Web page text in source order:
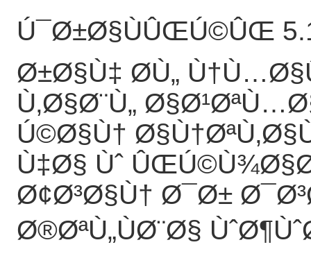
Ú¯Ø±Ø§ÙÛŒÚ©ÛŒ
Ø±Ø§Ù‡ Ø­Ù„
Ù‚Ø§Ø¨Ù„
Ú©Ø§Ù†
Ù‡Ø§ Ùˆ
Ø¢Ø³Ø§Ù† Ø¯Ø±
Ø®ØªÙ„ÙØ¨Ø§